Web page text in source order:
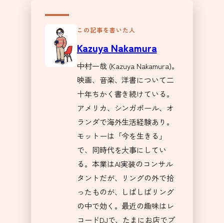
この記事を書いた人
Kazuya Nakamura
中村一哉 (Kazuya Nakamura)。
映画、音楽、洋書について二
十年ちかく書き続けている。
アメリカ、シンガポール、オ
ランダで海外生活経験あり。
モットーは「今を生きる」
で、同時代を大事にしてい
る。本業はAI実装のコンサル
タントだが、リングの外で拾
ったものが、しばしばリング
の中で効く。最近の趣味はレ
コードDJで、たまにお店でプ